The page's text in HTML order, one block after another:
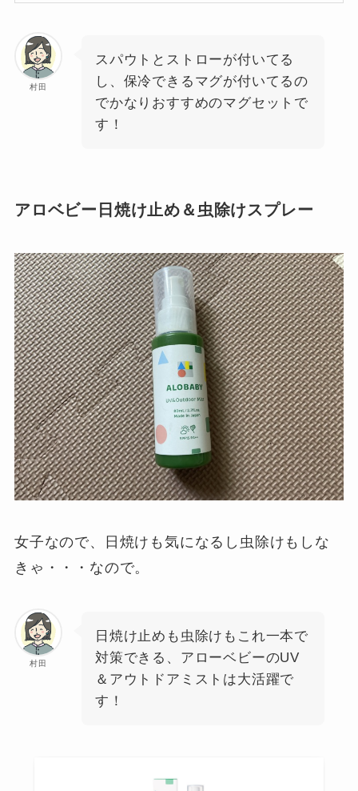
村田
スパウトとストローが付いてる
し、保冷できるマグが付いてるの
でかなりおすすめのマグセットで
す！
アロベビー日焼け止め＆虫除けスプレー
女子なので、日焼けも気になるし虫除けもしな
きゃ・・・なので。
村田
日焼け止めも虫除けもこれ一本で
対策できる、アローベビーのUV
＆アウトドアミストは大活躍で
す！